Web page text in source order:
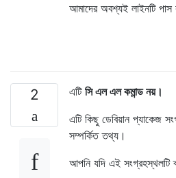
আমাদের অবশ্যই লাইনটি
2 এটি সি এল এল কমান্ড নয়।
এটি কিছু ডেবিয়ান প্যাকেজ
সম্পর্কিত তথ্য।
আপনি যদি এই সংগ্রহস্থলটি